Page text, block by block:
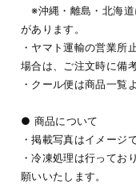
※沖縄・離島・北海道
があります。
・ヤマト運輸の営業所
場合は、ご注文時に備
・クール便は商品一覧
● 商品について
・掲載写真はイメージで
・冷凍処理は行ってお
願いいたします。